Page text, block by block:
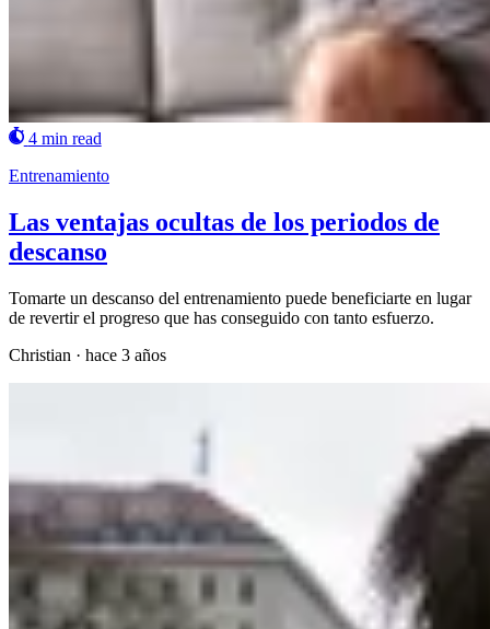
4 min read
Entrenamiento
Las ventajas ocultas de los periodos de
descanso
Tomarte un descanso del entrenamiento puede beneficiarte en lugar
de revertir el progreso que has conseguido con tanto esfuerzo.
Christian · hace 3 años